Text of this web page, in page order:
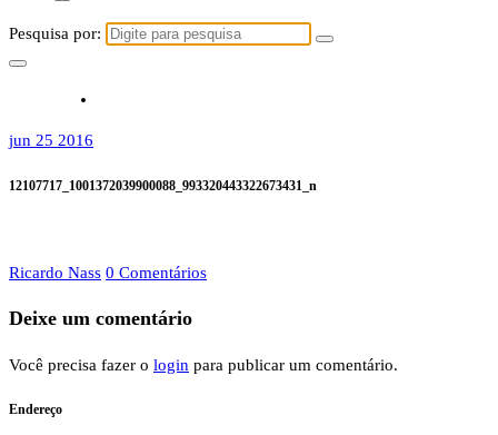
Pesquisa por:
jun 25 2016
12107717_1001372039900088_993320443322673431_n
Ricardo Nass 0 Comentários
Deixe um comentário
Você precisa fazer o login para publicar um comentário.
Endereço